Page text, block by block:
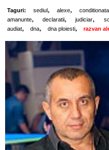
Taguri: sediul , alexe, conditionata
amanunte, declaratii, judiciar,
audiat, dna, dna ploiesti, razvan